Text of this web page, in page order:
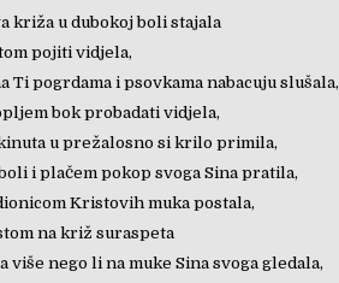
križa u dubokoj boli stajala
pojiti vidjela,
Ti pogrdama i psovkama nabacuju slušala,
bok probadati vidjela,
u prežalosno si krilo primila,
i plačem pokop svoga Sina pratila,
Kristovih muka postala,
na križ suraspeta
više nego li na muke Sina svoga gledala,